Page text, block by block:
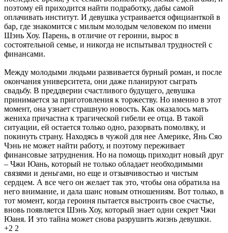
поэтому ей приходится найти подработку, дабы самой
оплачивать институт. И девушка устраивается официанткой в
бар, где знакомится с милым молодым человеком по имени
Шэнь Хоу. Парень, в отличие от героини, вырос в
состоятельной семье, и никогда не испытывал трудностей с
финансами.
Между молодыми людьми развивается бурный роман, и после
окончания университета, они даже планируют сыграть
свадьбу. В преддверии счастливого будущего, девушка
принимается за приготовления к торжеству. Но именно в этот
момент, она узнает страшную новость. Как оказалось мать
жениха причастна к трагической гибели ее отца. В такой
ситуации, ей остается только одно, разорвать помолвку, и
покинуть страну. Находясь в чужой для нее Америке, Янь Сяо
Чэнь не может найти работу, и поэтому переживает
финансовые затруднения. Но на помощь приходит новый друг
– Чжи Юань, который не только обладает необходимыми
связями и деньгами, но еще и отзывчивостью и чистым
сердцем. А все чего он желает так это, чтобы она обратила на
него внимание, и дала шанс новым отношениям. Вот только, в
тот момент, когда героиня пытается выстроить свое счастье,
вновь появляется Шэнь Хоу, который знает одни секрет Чжи
Юаня. И это тайна может снова разрушить жизнь девушки.
+2 2